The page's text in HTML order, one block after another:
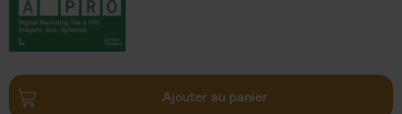
Ajouter au panier